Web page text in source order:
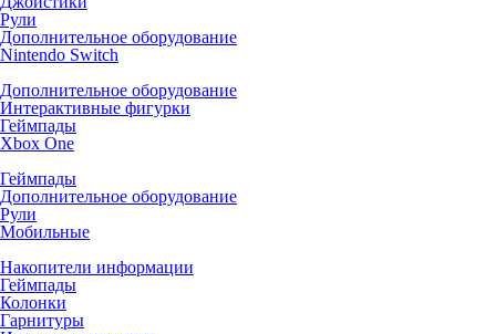
Рули
Дополнительное оборудование
Nintendo Switch
Дополнительное оборудование
Интерактивные фигурки
Геймпады
Xbox One
Геймпады
Дополнительное оборудование
Рули
Мобильные
Накопители информации
Геймпады
Колонки
Гарнитуры